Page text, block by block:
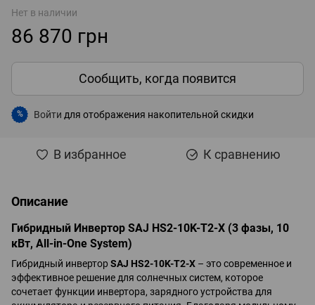
Нет в наличии
86 870 грн
Сообщить, когда появится
% Войти для отображения накопительной скидки
В избранное К сравнению
Описание
Гибридный Инвертор SAJ HS2-10K-T2-X (3 фазы, 10
кВт, All-in-One System)
Гибридный инвертор SAJ HS2-10K-T2-X – это современное и
эффективное решение для солнечных систем, которое
сочетает функции инвертора, зарядного устройства для